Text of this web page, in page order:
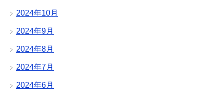
2024年10月
2024年9月
2024年8月
2024年7月
2024年6月